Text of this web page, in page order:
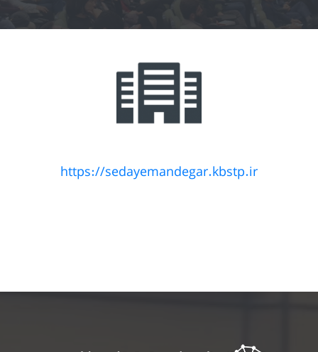
https://sedayemandegar.kbstp.ir